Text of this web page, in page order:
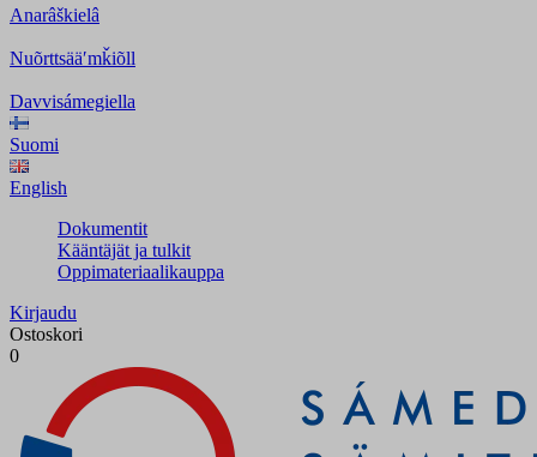
Anarâškielâ
Nuõrttsääʹmǩiõll
Davvisámegiella
Suomi
English
Dokumentit
Kääntäjät ja tulkit
Oppimateriaalikauppa
Kirjaudu
Ostoskori
0